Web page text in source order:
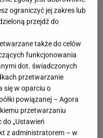
ograniczyć jej zakres lub
przejdź do
także do celów
funkcjonowania
dot. świadczonych
przetwarzanie
się w oparciu o
powiązanej – Agora
przetwarzaniu
do „Ustawień
z administratorem – w